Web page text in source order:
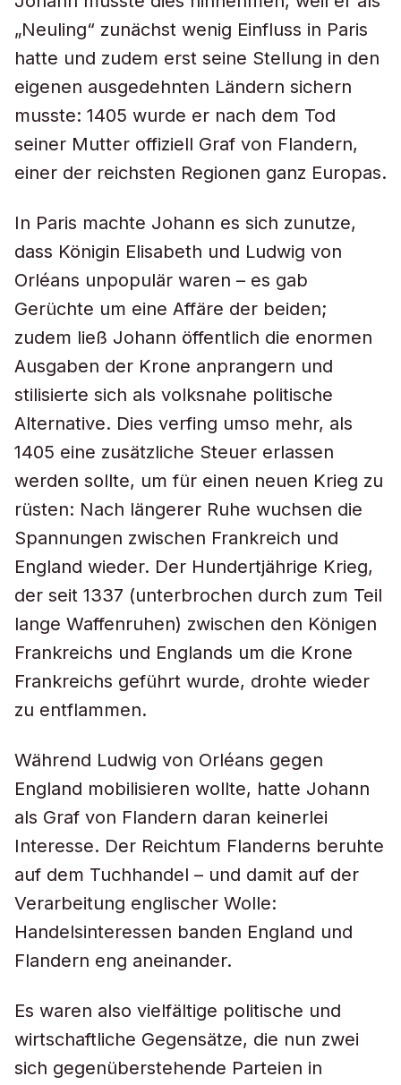
„Neuling“ zunächst wenig Einfluss in Paris
hatte und zudem erst seine Stellung in den
eigenen ausgedehnten Ländern sichern
musste: 1405 wurde er nach dem Tod
seiner Mutter offiziell Graf von Flandern,
einer der reichsten Regionen ganz Europas.
In Paris machte Johann es sich zunutze,
dass Königin Elisabeth und Ludwig von
Orléans unpopulär waren – es gab
Gerüchte um eine Affäre der beiden;
zudem ließ Johann öffentlich die enormen
Ausgaben der Krone anprangern und
stilisierte sich als volksnahe politische
Alternative. Dies verfing umso mehr, als
1405 eine zusätzliche Steuer erlassen
werden sollte, um für einen neuen Krieg zu
rüsten: Nach längerer Ruhe wuchsen die
Spannungen zwischen Frankreich und
England wieder. Der Hundertjährige Krieg,
der seit 1337 (unterbrochen durch zum Teil
lange Waffenruhen) zwischen den Königen
Frankreichs und Englands um die Krone
Frankreichs geführt wurde, drohte wieder
zu entflammen.
Während Ludwig von Orléans gegen
England mobilisieren wollte, hatte Johann
als Graf von Flandern daran keinerlei
Interesse. Der Reichtum Flanderns beruhte
auf dem Tuchhandel – und damit auf der
Verarbeitung englischer Wolle:
Handelsinteressen banden England und
Flandern eng aneinander.
Es waren also vielfältige politische und
wirtschaftliche Gegensätze, die nun zwei
sich gegenüberstehende Parteien in